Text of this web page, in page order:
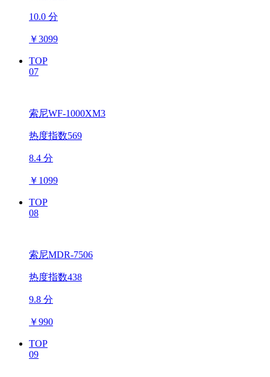
10.0 分
￥3099
TOP
07
索尼WF-1000XM3
热度指数569
8.4 分
￥ 1099
TOP
08
索尼MDR-7506
热度指数438
9.8 分
￥990
TOP
09